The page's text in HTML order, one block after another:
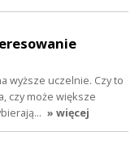
wyższe uczelnie. Czy to
czy może większe
» więcej